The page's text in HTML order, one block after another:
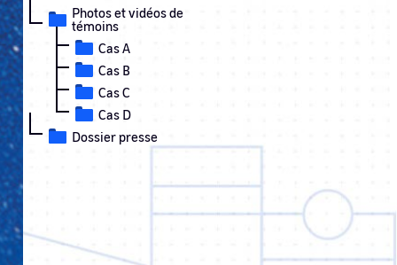
Photos et vidéos de
témoins
Cas A
Cas B
Cas C
Cas D
Dossier presse